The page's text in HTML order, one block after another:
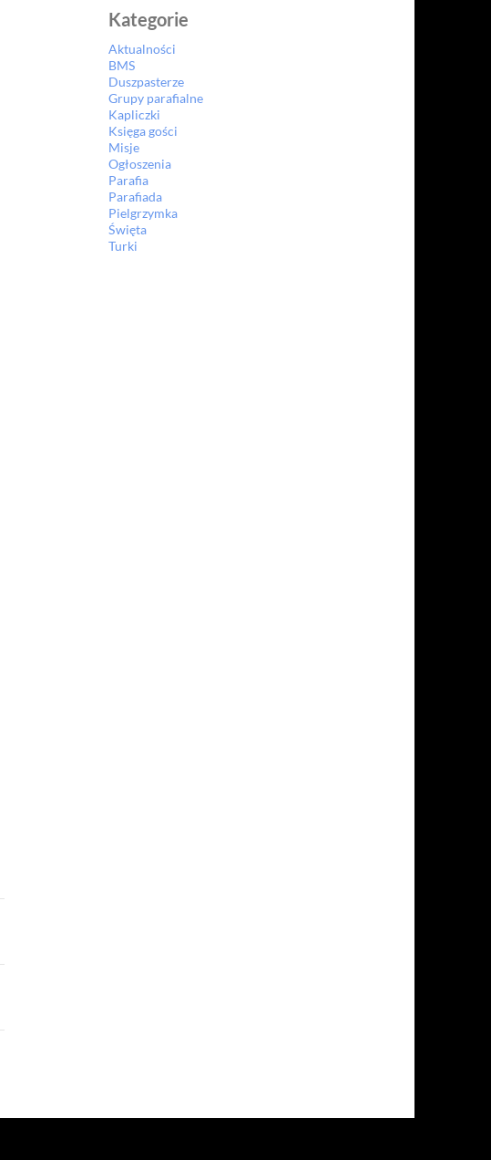
Kategorie
Aktualności
BMS
Duszpasterze
Grupy parafialne
Kapliczki
Księga gości
Misje
Ogłoszenia
Parafia
Parafiada
Pielgrzymka
Święta
Turki